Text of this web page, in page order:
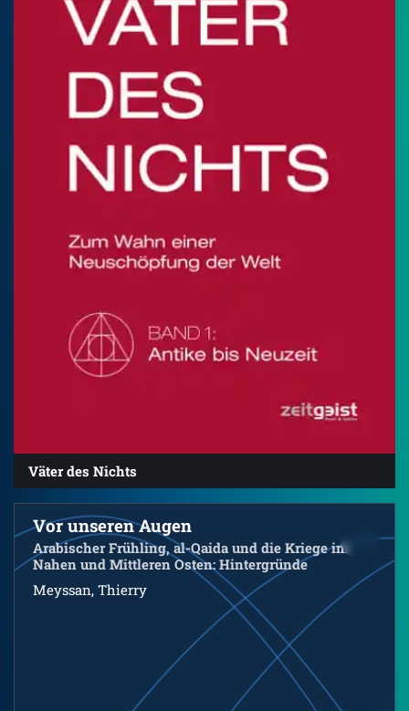
Väter des Nichts
Vor unseren Augen
Arabischer Frühling, al-Qaida und die Kriege im
Nahen und Mittleren Osten: Hintergründe
Meyssan, Thierry